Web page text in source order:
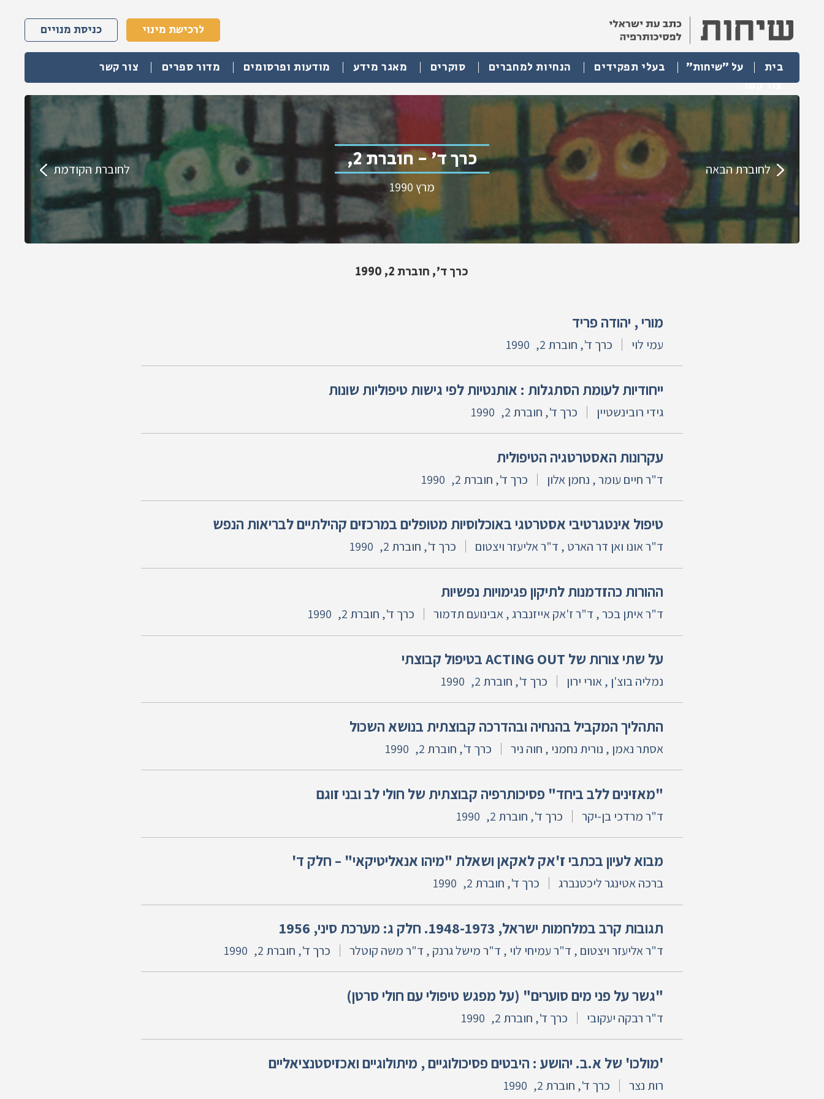
לרכישת מינוי כניסת מנויים
בית על "שיחות" בעלי תפקידים הנחיות למחברים סוקרים מאגר מידע מודעות ופרסומים מדור ספרים
צור קשר
צור קשר
לחוברת הבאה כרך ד' - חוברת 2,
מרץ 1990
לחוברת הקודמת
כרך ד', חוברת 2, 1990
מורי , יהודה פריד
עמי לוי כרך ד', חוברת 2, 1990
ייחודיות לעומת הסתגלות : אותנטיות לפי גישות טיפוליות שונות
גידי רובינשטיין כרך ד', חוברת 2, 1990
עקרונות האסטרטגיה הטיפולית
ד"ר חיים עומר , נחמן אלון כרך ד', חוברת 2, 1990
טיפול אינטגרטיבי אסטרטגי באוכלוסיות מטופלים במרכזים קהילתיים לבריאות הנפש
ד"ר אונו ואן דר הארט , ד"ר אליעזר ויצטום כרך ד', חוברת 2, 1990
ההורות כהזדמנות לתיקון פגימויות נפשיות
ד"ר איתן בכר , ד"ר ז'אק אייזנברג , אבינועם תדמור כרך ד', חוברת 2, 1990
על שתי צורות של ACTING OUT בטיפול קבוצתי
נמליה בוצ'ן , אורי ירון כרך ד', חוברת 2, 1990
התהליך המקביל בהנחיה ובהדרכה קבוצתית בנושא השכול
אסתר נאמן , נורית נחמני , חוה ניר כרך ד', חוברת 2, 1990
"מאזינים ללב ביחד" פסיכותרפיה קבוצתית של חולי לב ובני זוגם
ד"ר מרדכי בן-יקר כרך ד', חוברת 2, 1990
מבוא לעיון בכתבי ז'אק לאקאן ושאלת "מיהו אנאליטיקאי" – חלק ד'
ברכה אטינגר ליכטנברג כרך ד', חוברת 2, 1990
תגובות קרב במלחמות ישראל, 1948-1973. חלק ג: מערכת סיני, 1956
ד"ר אליעזר ויצטום , ד"ר עמיחי לוי , ד"ר מישל גרנק , ד"ר משה קוטלר כרך ד', חוברת 2, 1990
"גשר על פני מים סוערים" (על מפגש טיפולי עם חולי סרטן)
ד"ר רבקה יעקובי כרך ד', חוברת 2, 1990
'מולכו' של א.ב. יהושע : היבטים פסיכולוגיים , מיתולוגיים ואכזיסטנציאליים
רות נצר כרך ד', חוברת 2, 1990